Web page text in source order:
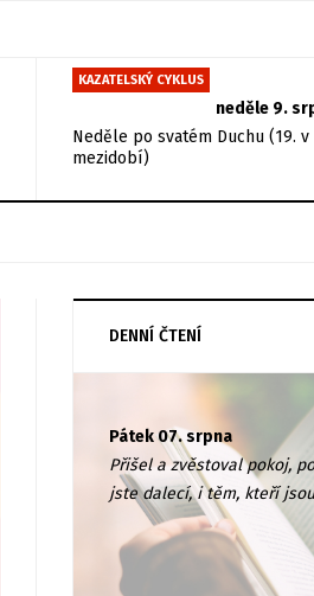
KAZATELSKÝ CYKLUS
neděle 9.
Neděle po svatém Duchu (19. v
mezidobí)
DENNÍ ČTENÍ
Pátek 07. srpna
Přišel a zvěstoval pokoj,
jste dalecí, i těm, kteří